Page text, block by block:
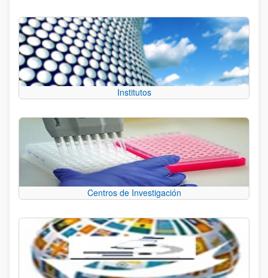
Institutos
Centros de Investigación